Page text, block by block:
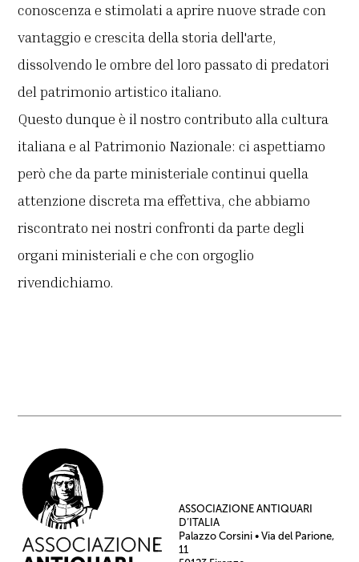
conoscenza e stimolati a aprire nuove strade con
vantaggio e crescita della storia dell'arte,
dissolvendo le ombre del loro passato di predatori
del patrimonio artistico italiano.
Questo dunque è il nostro contributo alla cultura
italiana e al Patrimonio Nazionale: ci aspettiamo
però che da parte ministeriale continui quella
attenzione discreta ma effettiva, che abbiamo
riscontrato nei nostri confronti da parte degli
organi ministeriali e che con orgoglio
rivendichiamo.
ASSOCIAZIONE ANTIQUARI
D’ITALIA
Palazzo Corsini • Via del Parione,
11